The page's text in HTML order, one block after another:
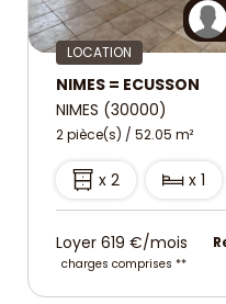
LOCATION
NIMES = ECUSSON
NIMES (30000)
2 pièce(s) / 52.05 m²
x 2 x 1
Loyer 619 €/mois
charges comprises **